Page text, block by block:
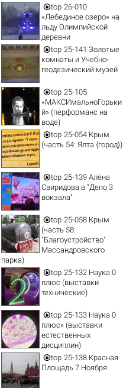
top 26-010
«Лебединое озеро» на
льду Олимпийской
деревни
top 25-141 Золотые
комнаты и Учебно-
геодезический музей
top 25-105
«МАКСИмальноГорьки
й» (перформанс на
воде)
top 25-054 Крым
(часть 54: Ялта {город})
top 25-139 Алёна
Свиридова в "Депо 3
вокзала"
top 25-058 Крым
(часть 58:
"Благоустройство"
Массандровского
парка)
top 25-132 Наука 0
плюс (выставки
технические)
top 25-133 Наука 0
плюс» (выставки
естественных
дисциплин)
top 25-138 Красная
Площадь 7 Ноября